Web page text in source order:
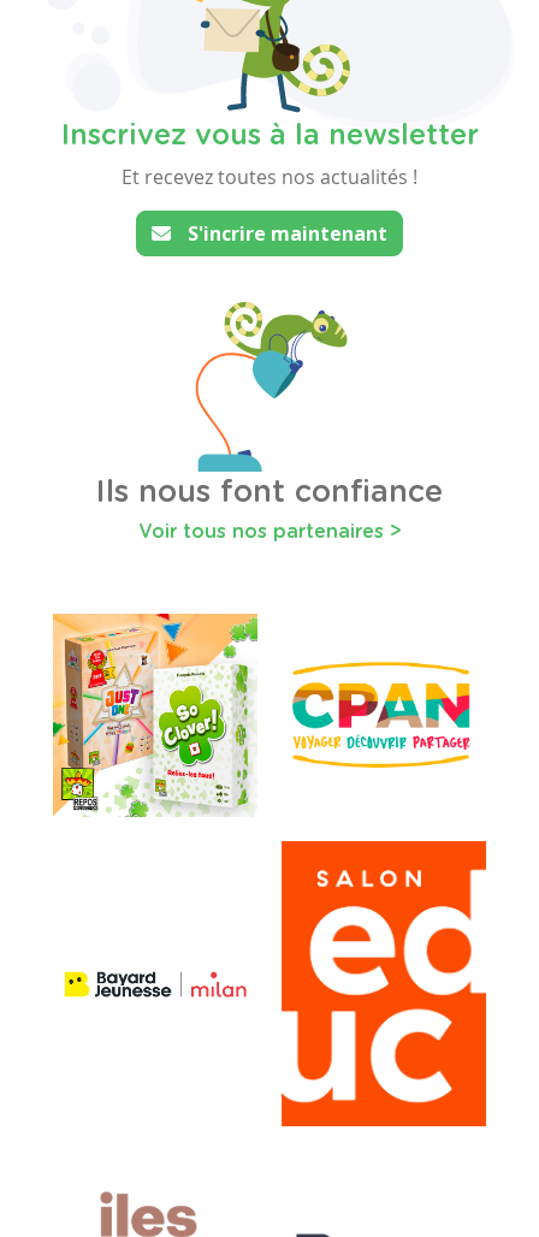
Inscrivez vous à la newsletter
Et recevez toutes nos actualités !
S'incrire maintenant
Ils nous font confiance
Voir tous nos partenaires >